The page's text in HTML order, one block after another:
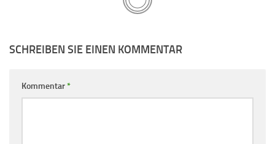
SCHREIBEN SIE EINEN KOMMENTAR
Kommentar*